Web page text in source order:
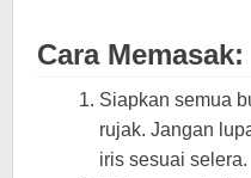
Cara Memasak:
Siapkan semua
rujak. Jangan
iris sesuai selera.